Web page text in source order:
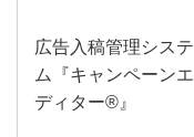
広告入稿管理システ
ム『キャンペーンエ
ディター®』